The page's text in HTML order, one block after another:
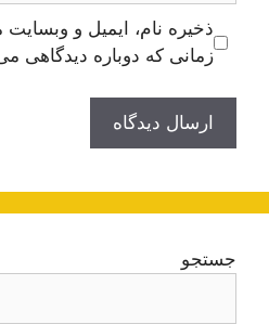
ذخیره نام، ایمیل و
زمانی که دوباره دیدگاهی
جستجو